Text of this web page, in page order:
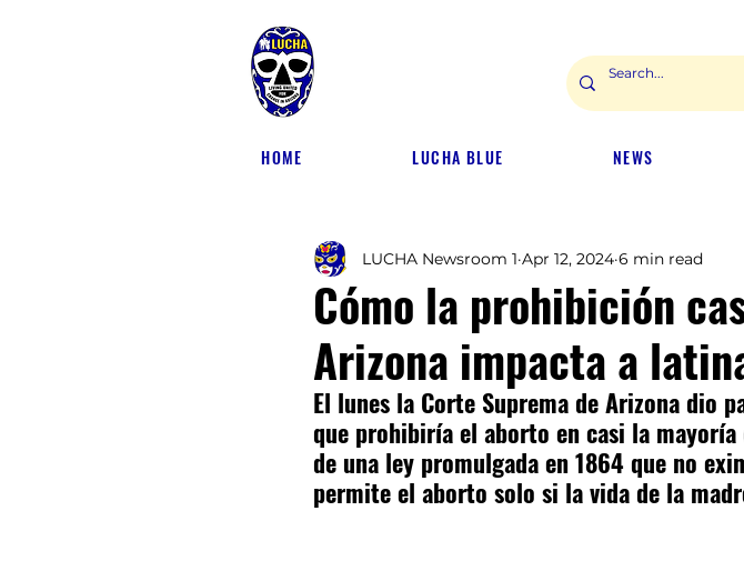
HOME LUCHA BLUE NEWS
Cómo la prohibición
Arizona impacta a
LUCHA Newsroom 1 Apr 12, 2024 6 min read
El lunes la Corte Suprema de Arizona dio
que prohibiría el aborto en casi la
de una ley promulgada en 1864 que no
permite el aborto solo si la vida de la